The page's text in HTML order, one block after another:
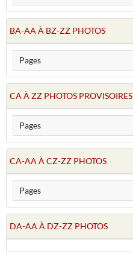
BA-AA À BZ-ZZ PHOTOS
CA À ZZ PHOTOS PROVISOIRES
CA-AA À CZ-ZZ PHOTOS
DA-AA À DZ-ZZ PHOTOS